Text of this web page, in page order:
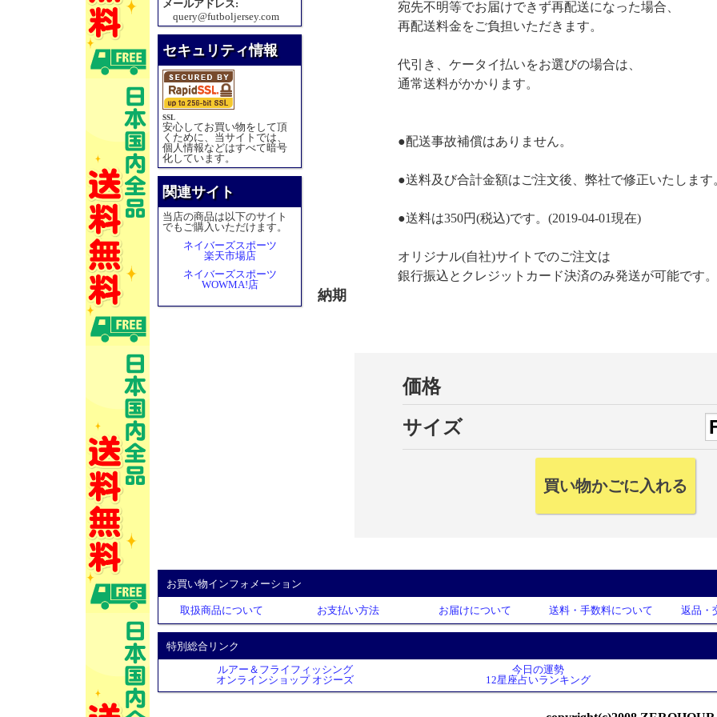
メールアドレス:
query@futboljersey.com
セキュリティ情報
SSL
安心してお買い物をして頂
くために、当サイトでは、
個人情報などはすべて暗号
化しています。
関連サイト
当店の商品は以下のサイト
でもご購入いただけます。
ネイバーズスポーツ
楽天市場店
ネイバーズスポーツ
WOWMA!店
宛先不明等でお届けできず再配送になった場合、
再配送料金をご負担いただきます。
代引き、ケータイ払いをお選びの場合は、
通常送料がかかります。
●配送事故補償はありません。
●送料及び合計金額はご注文後、弊社で修正いたします
●送料は350円(税込)です。(2019-04-01現在)
オリジナル(自社)サイトでのご注文は
銀行振込とクレジットカード決済のみ発送が可能です。
納期
価格
サイズ
お買い物インフォメーション
取扱商品について お支払い方法 お届けについて 送料・手数料について 返品・
特別総合リンク
ルアー＆フライフィッシング
オンラインショップ オジーズ
今日の運勢
12星座占いランキング